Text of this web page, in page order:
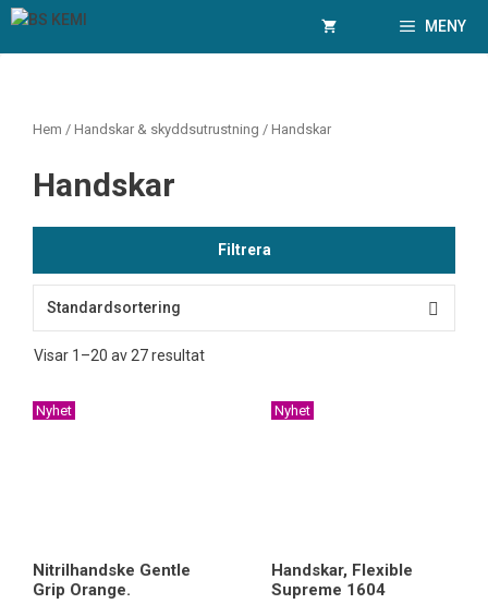
Hoppa
innehåll
MENY
Hem / Handskar & skyddsutrustning / Handskar
Handskar
Filtrera
Visar 1–20 av 27 resultat
Nyhet
Nitrilhandske Gentle
Grip Orange.
Nyhet
Handskar, Flexible
Supreme 1604